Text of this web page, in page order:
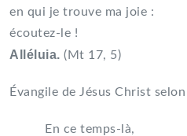
en qui je trouve ma joie :
écoutez-le !
Alléluia. (Mt 17, 5)
Évangile de Jésus Christ
En ce temps-là,